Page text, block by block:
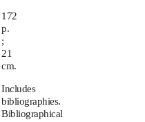
172
p.
;
21
cm.
Includes
bibliographies.
Bibliographical